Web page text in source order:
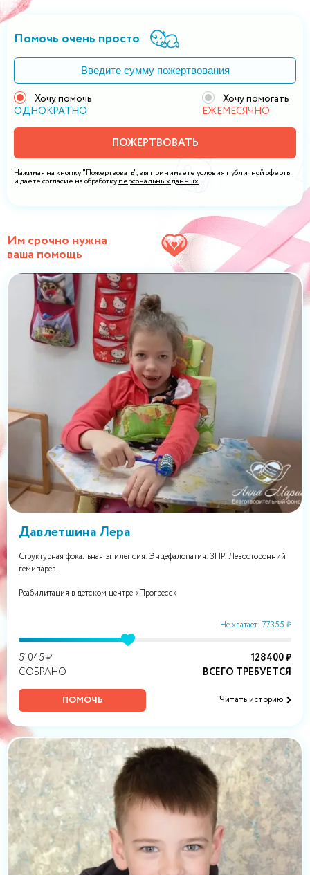
Помочь очень просто
Хочу помочь
ОДНОКРАТНО
Хочу помогать
ЕЖЕМЕСЯЧНО
ПОЖЕРТВОВАТЬ
Нажимая на кнопку "Пожертвовать", вы принимаете условия публичной оферты
и даете согласие на обработкуперсональных данных.
Им срочно нужна
ваша помощь
Давлетшина Лера
Структурная фокальная эпилепсия. Энцефалопатия. ЗПР. Левосторонний
гемипарез.
Реабилитация в детском центре «Прогресс»
Не хватает: 77355 ₽
51045 ₽
СОБРАНО
128400 ₽
ВСЕГО ТРЕБУЕТСЯ
ПОМОЧЬ Читать историю